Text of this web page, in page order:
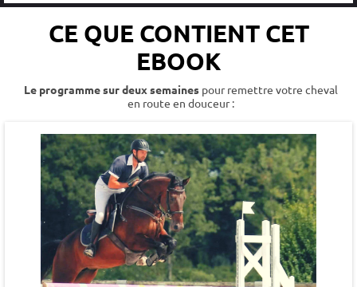
CE QUE CONTIENT CET
EBOOK
Le programme sur deux semaines pour remettre votre cheval
en route en douceur :